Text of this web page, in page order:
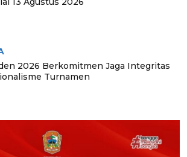
2026 Berkomitmen Jaga Integritas
Turnamen